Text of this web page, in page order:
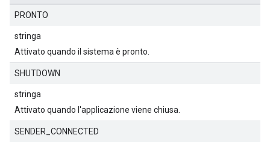
PRONTO
stringa
Attivato quando il sistema è pronto.
SHUTDOWN
stringa
Attivato quando l'applicazione viene chiusa.
SENDER_CONNECTED